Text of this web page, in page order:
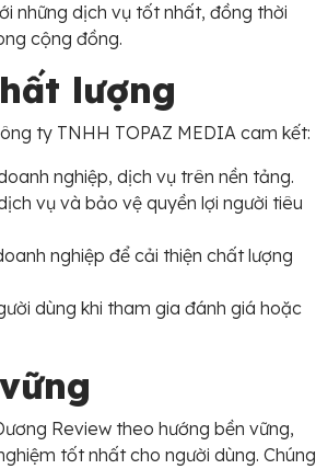
những dịch vụ tốt nhất, đồng thời
cộng đồng.
lượng
ty TNHH TOPAZ MEDIA cam kết:
nghiệp, dịch vụ trên nền tảng.
vụ và bảo vệ quyền lợi người tiêu
nghiệp để cải thiện chất lượng
dùng khi tham gia đánh giá hoặc
Review theo hướng bền vững,
tốt nhất cho người dùng. Chúng